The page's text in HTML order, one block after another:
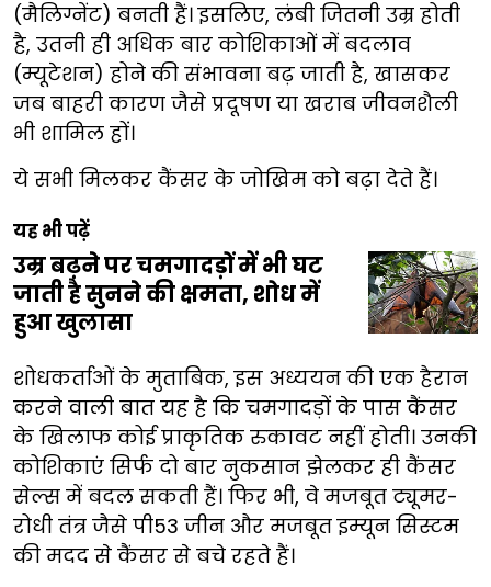
(मैलिग्नेंट) बनती हैं। इसलिए, लंबी जितनी उम्र होती
है, उतनी ही अधिक बार कोशिकाओं में बदलाव
(म्यूटेशन) होने की संभावना बढ़ जाती है, खासकर
जब बाहरी कारण जैसे प्रदूषण या खराब जीवनशैली
भी शामिल हों।
ये सभी मिलकर कैंसर के जोखिम को बढ़ा देते हैं।
यह भी पढ़ें
उम्र बढ़ने पर चमगादड़ों में भी घट
जाती है सुनने की क्षमता, शोध में
हुआ खुलासा
शोधकर्ताओं के मुताबिक, इस अध्ययन की एक हैरान
करने वाली बात यह है कि चमगादड़ों के पास कैंसर
के खिलाफ कोई प्राकृतिक रुकावट नहीं होती। उनकी
कोशिकाएं सिर्फ दो बार नुकसान झेलकर ही कैंसर
सेल्स में बदल सकती हैं। फिर भी, वे मजबूत ट्यूमर-
रोधी तंत्र जैसे पी53 जीन और मजबूत इम्यून सिस्टम
की मदद से कैंसर से बचे रहते हैं।